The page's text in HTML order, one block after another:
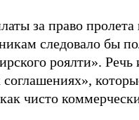
за право
следовало бы
роялти». Речь
чисто